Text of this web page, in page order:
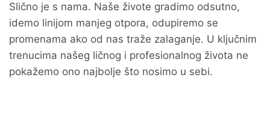
Slično je s nama. Naše živote gradimo odsutno,
idemo linijom manjeg otpora, odupiremo se
promenama ako od nas traže zalaganje. U ključnim
trenucima našeg ličnog i profesionalnog života ne
pokažemo ono najbolje što nosimo u sebi.